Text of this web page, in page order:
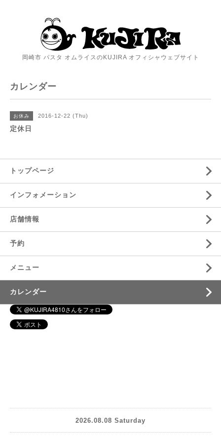
岡崎市 パスタ オムライスのKUJIRA オフィシャウェブサイト
カレンダー
お休み 2016-12-22 (Thu)
定休日
トップページ
インフォメーション
店舗情報
予約
メニュー
カレンダー
2026.08.08 Saturday